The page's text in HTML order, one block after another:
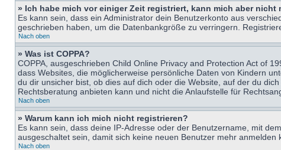
» Ich habe mich vor einiger Zeit registriert, kann mich aber nicht
Es kann sein, dass ein Administrator dein Benutzerkonto aus
geschrieben haben, um die Datenbankgröße zu verringern.
Nach oben
» Was ist COPPA?
COPPA, ausgeschrieben Child Online Privacy and Protection Act of
dass Websites, die möglicherweise persönliche Daten von Kindern
du dir unsicher bist, ob dies auf dich oder die Website, auf der du
Rechtsberatung anbieten kann und nicht die Anlaufstelle für
Nach oben
» Warum kann ich mich nicht registrieren?
Es kann sein, dass deine IP-Adresse oder der Benutzername, mit
ausgeschaltet sein, damit sich keine neuen Benutzer mehr
Nach oben